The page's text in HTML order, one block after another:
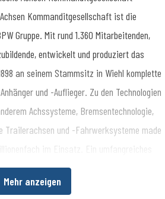
Mehr anzeigen
Kommanditgesellschaft ist die
Gruppe. Mit rund 1.360 Mitarbeitenden,
entwickelt und produziert das
an seinem Stammsitz in Wiehl komplette
und -Auflieger. Zu den Technologien
Achssysteme, Bremsentechnologie,
Trailerachsen und -Fahrwerksysteme made
im Einsatz. Ein umfangreiches
die Wirtschaftlichkeit in ihren